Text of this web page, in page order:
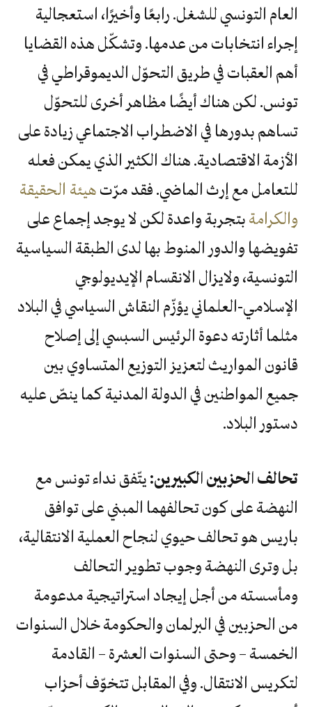
العام التونسي للشغل. رابعًا وأخيرًا، استعجالية
إجراء انتخابات من عدمها. وتشكّل هذه القضايا
أهم العقبات في طريق التحوّل الديموقراطي في
تونس. لكن هناك أيضًا مظاهر أخرى للتحوّل
تساهم بدورها في الاضطراب الاجتماعي زيادة على
الأزمة الاقتصادية. هناك الكثير الذي يمكن فعله
للتعامل مع إرث الماضي. فقد مرّت هيئة الحقيقة
والكرامة بتجربة واعدة لكن لا يوجد إجماع على
تفويضها والدور المنوط بها لدى الطبقة السياسية
التونسية، ولايزال الانقسام الإيديولوجي
الإسلامي-العلماني يؤزّم النقاش السياسي في البلاد
مثلما أثارته دعوة الرئيس السبسي إلى إصلاح
قانون المواريث لتعزيز التوزيع المتساوي بين
جميع المواطنين في الدولة المدنية كما ينصّ عليه
دستور البلاد.
تحالف الحزبين الكبيرين: يتّفق نداء تونس مع
النهضة على كون تحالفهما المبني على توافق
باريس هو تحالف حيوي لنجاح العملية الانتقالية،
بل وترى النهضة وجوب تطوير التحالف
ومأسسته من أجل إيجاد استراتيجية مدعومة
من الحزبين في البرلمان والحكومة خلال السنوات
الخمسة – وحتى السنوات العشرة – القادمة
لتكريس الانتقال. وفي المقابل تتخوّف أحزاب